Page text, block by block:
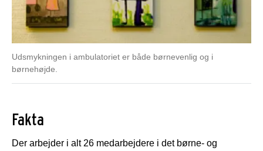
Udsmykningen i ambulatoriet er både børnevenlig og i
børnehøjde.
Fakta
Der arbejder i alt 26 medarbejdere i det børne- og